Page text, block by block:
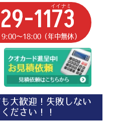
1173
イイナミ
〜18:00（年中無休）
大歓迎！失敗しない
ださい！！